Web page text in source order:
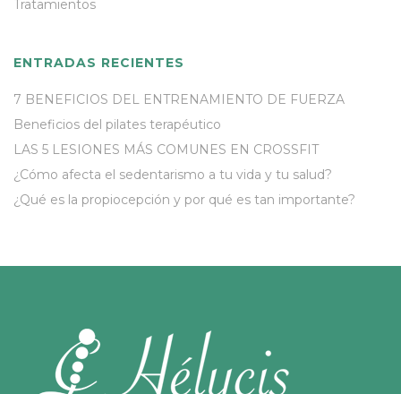
Tratamientos
ENTRADAS RECIENTES
7 BENEFICIOS DEL ENTRENAMIENTO DE FUERZA
Beneficios del pilates terapéutico
LAS 5 LESIONES MÁS COMUNES EN CROSSFIT
¿Cómo afecta el sedentarismo a tu vida y tu salud?
¿Qué es la propiocepción y por qué es tan importante?